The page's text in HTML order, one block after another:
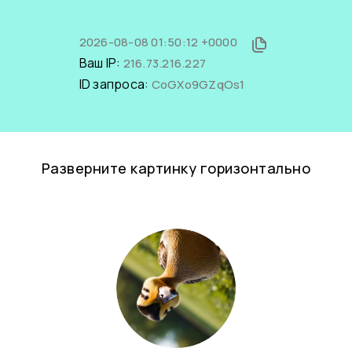
2026-08-08 01:50:12 +0000
Ваш IP: 216.73.216.227
ID запроса: CoGXo9GZqOs1
Разверните картинку горизонтально